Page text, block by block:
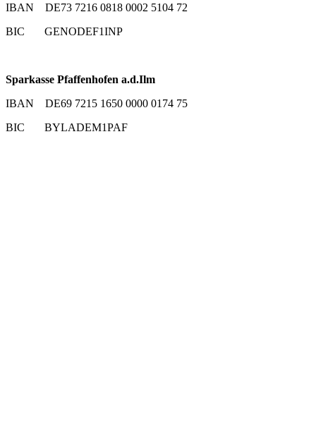
IBAN DE73 7216 0818 0002 5104 72
BIC GENODEF1INP
Sparkasse Pfaffenhofen a.d.Ilm
IBAN DE69 7215 1650 0000 0174 75
BIC BYLADEM1PAF